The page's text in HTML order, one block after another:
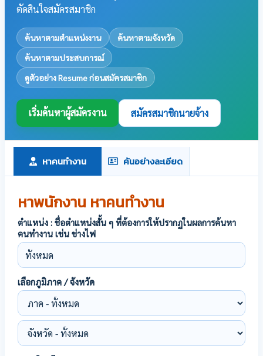
ตัดสินใจสมัครสมาชิก
ค้นหาตามตำแหน่งงาน
ค้นหาตามจังหวัด
ค้นหาตามประสบการณ์
ดูตัวอย่าง Resume ก่อนสมัครสมาชิก
เริ่มค้นหาผู้สมัครงาน สมัครสมาชิกนายจ้าง
หาคนทำงาน ค้นอย่างละเอียด
หาพนักงาน หาคนทำงาน
ตำแหน่ง : ชื่อตำแหน่งสั้น ๆ ที่ต้องการให้ปรากฏในผลการค้นหา
คนทำงาน เช่น ช่างไฟ
เลือกภูมิภาค / จังหวัด